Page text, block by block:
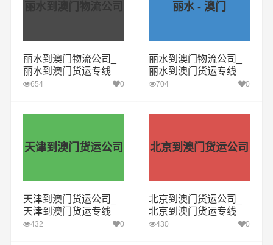
丽水到澳门物流公司
丽水到澳门物流公司_
丽水到澳门货运专线
654 0
丽水 - 澳门
丽水到澳门物流公司_
丽水到澳门货运专线
704 0
天津到澳门货运公司
天津到澳门货运公司_
天津到澳门货运专线
432 0
北京到澳门货运公司
北京到澳门货运公司_
北京到澳门货运专线
430 0